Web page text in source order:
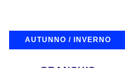
AUTUNNO / INVERNO